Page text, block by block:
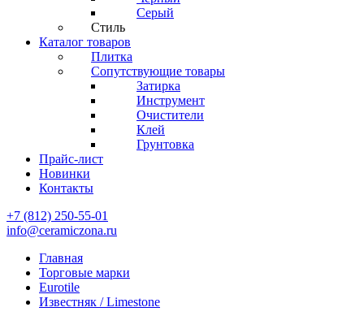
Серый
Стиль
Каталог товаров
Плитка
Сопутствующие товары
Затирка
Инструмент
Очистители
Клей
Грунтовка
Прайс-лист
Новинки
Контакты
+7 (812) 250-55-01
info@ceramiczona.ru
Главная
Торговые марки
Eurotile
Известняк / Limestone